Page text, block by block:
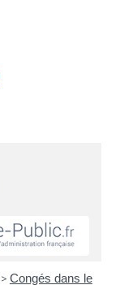
> Congés dans le